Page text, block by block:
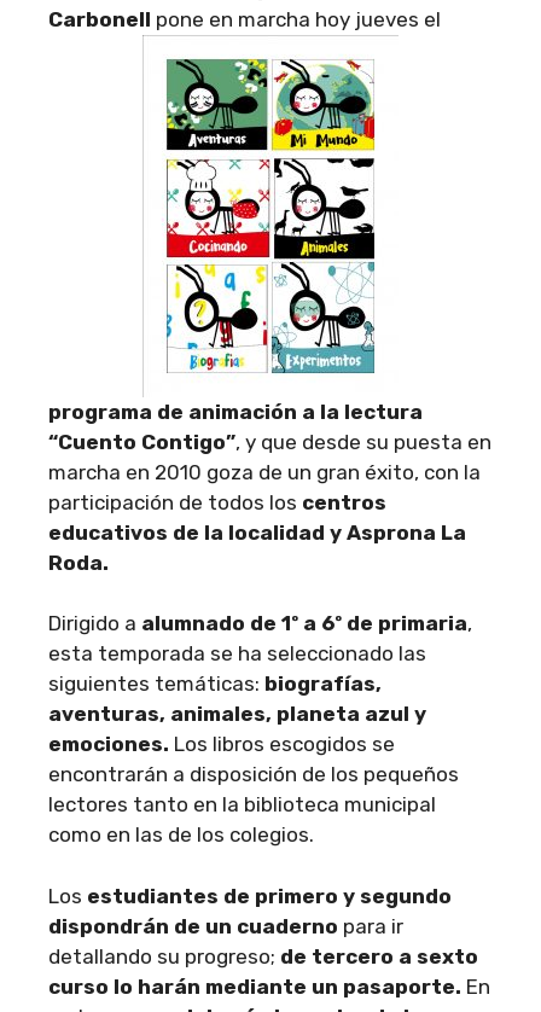
Carbonell pone en marcha hoy jueves el
programa de animación a la lectura
“Cuento Contigo”, y que desde su puesta en
marcha en 2010 goza de un gran éxito, con la
participación de todos los centros
educativos de la localidad y Asprona La
Roda.
Dirigido a alumnado de 1º a 6º de primaria,
esta temporada se ha seleccionado las
siguientes temáticas: biografías,
aventuras, animales, planeta azul y
emociones. Los libros escogidos se
encontrarán a disposición de los pequeños
lectores tanto en la biblioteca municipal
como en las de los colegios.
Los estudiantes de primero y segundo
dispondrán de un cuaderno para ir
detallando su progreso; de tercero a sexto
curso lo harán mediante un pasaporte. En